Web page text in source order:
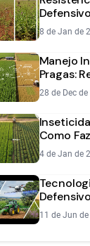
2020
Que É e
Lavoura
8 de Jan de
Manejo
Pragas:
Lavoura
28 de Dec
Como
Certo
Lavoura
4 de Jan de
Controle
11 de Jun